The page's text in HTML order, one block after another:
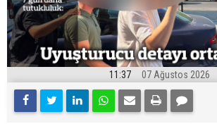
11:37 07 Ağustos 2026